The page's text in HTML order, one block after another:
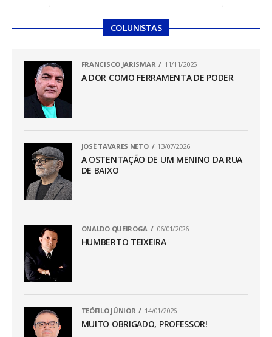
COLUNISTAS
FRANCISCO JARISMAR 11/11/2025
A DOR COMO FERRAMENTA DE PODER
JOSÉ TAVARES NETO 13/07/2026
A OSTENTAÇÃO DE UM MENINO DA RUA
DE BAIXO
ONALDO QUEIROGA 06/01/2026
HUMBERTO TEIXEIRA
TEÓFILO JÚNIOR 14/01/2026
MUITO OBRIGADO, PROFESSOR!